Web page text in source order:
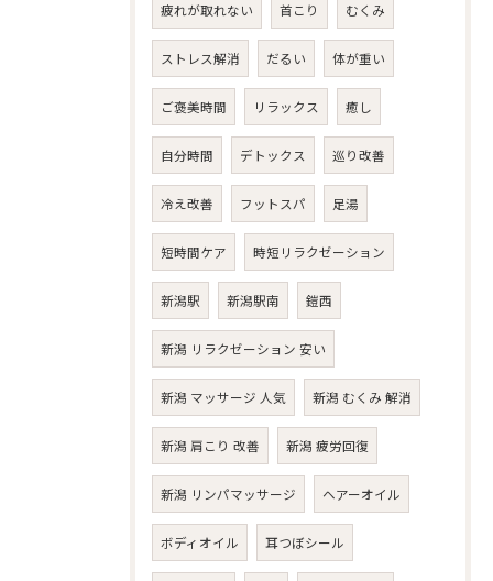
疲れが取れない 首こり むくみ
ストレス解消 だるい 体が重い
ご褒美時間 リラックス 癒し
自分時間 デトックス 巡り改善
冷え改善 フットスパ 足湯
短時間ケア 時短リラクゼーション
新潟駅 新潟駅南 鎧西
新潟 リラクゼーション 安い
新潟 マッサージ 人気 新潟 むくみ 解消
新潟 肩こり 改善 新潟 疲労回復
新潟 リンパマッサージ ヘアーオイル
ボディオイル 耳つぼシール